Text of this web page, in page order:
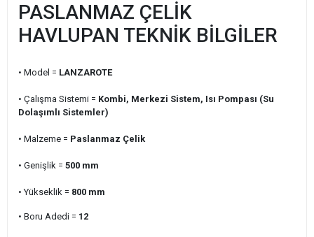
PASLANMAZ ÇELİK
HAVLUPAN TEKNİK BİLGİLER
• Model = LANZAROTE
• Çalışma Sistemi = Kombi, Merkezi Sistem, Isı Pompası (Su
Dolaşımlı Sistemler)
• Malzeme = Paslanmaz Çelik
• Genişlik = 500 mm
• Yükseklik = 800 mm
• Boru Adedi = 12